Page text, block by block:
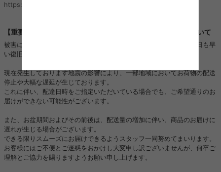
https://kagu350.com/phishing
【重要】熊本地震に伴うお荷物のお届けとお盆期間の配送について
被害に遭われた皆様に、心よりお見舞い申し上げますとともに、一日も早
い復旧と、皆様の安全を心よりお祈り申し上げます。
現在発生しております地震の影響により、一部地域においてお荷物の配送
停止や大幅な遅延が生じております。
これに伴い、配達日時をご指定いただいている場合でも、ご希望通りのお
届けができない可能性がございます。
また、お盆期間およびその前後は、配送量の増加に伴い、商品のお届けに
遅れが生じる場合がございます。
できる限りスムーズにお届けできるようスタッフ一同努めてまいります。
お客様にはご不便とご迷惑をおかけし大変申し訳ございませんが、何卒ご
理解とご協力を賜りますようお願い申し上げます。